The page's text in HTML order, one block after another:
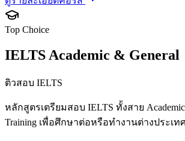
Top Choice
IELTS Academic & General
ติวสอบ IELTS
หลักสูตรเตรียมสอบ IELTS ทั้งสาย Academic
Training เพื่อศึกษาต่อหรือทำงานต่างประเท